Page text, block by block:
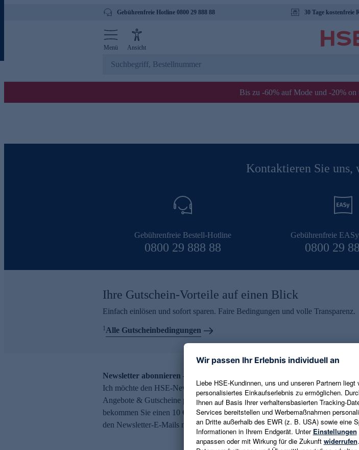
Gebührenfreie Hotline 0800 29 888 88 30 Tage kostenfreie
Menü Ansicht
Bis zu -60% auf Mode und -20% on
Kontaktieren Sie uns,
Gebührenfreie Bestell-Hotline
0800 29 888 88
Gebührenfreie
0800 29
Ihre Gutschein-Vorteile auf einen Blick
Einfach einlösen und sofort sparen. Faire Bedingungen und volle Transparenz.
1Alle Gutscheinbedingungen
Newsletter abonnieren – 10 € Gutschein erhalten
Ich möchte den HSE-Newsletter abonnieren und aktuelle Trends,
Angebote & Gutscheine per E-Mail erhalten. Als Dankeschön
bekommen Sie einen 10 € Gutschein. Eine Abmeldung ist jederzeit in
den Newsletter-E-Mails möglich.
Es